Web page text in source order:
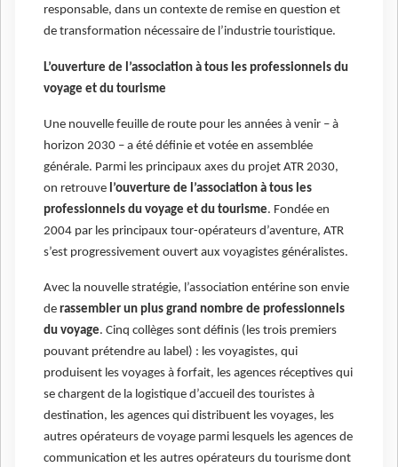
responsable, dans un contexte de remise en question et
de transformation nécessaire de l’industrie touristique.
L’ouverture de l’association à tous les professionnels du
voyage et du tourisme
Une nouvelle feuille de route pour les années à venir – à
horizon 2030 – a été définie et votée en assemblée
générale. Parmi les principaux axes du projet ATR 2030,
on retrouve l’ouverture de l’association à tous les
professionnels du voyage et du tourisme. Fondée en
2004 par les principaux tour-opérateurs d’aventure, ATR
s’est progressivement ouvert aux voyagistes généralistes.
Avec la nouvelle stratégie, l’association entérine son envie
de rassembler un plus grand nombre de professionnels
du voyage. Cinq collèges sont définis (les trois premiers
pouvant prétendre au label) : les voyagistes, qui
produisent les voyages à forfait, les agences réceptives qui
se chargent de la logistique d’accueil des touristes à
destination, les agences qui distribuent les voyages, les
autres opérateurs de voyage parmi lesquels les agences de
communication et les autres opérateurs du tourisme dont